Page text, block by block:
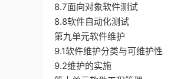
8.7面向对象软件测试
8.8软件自动化测试
第九单元软件维护
9.1软件维护分类与可维护性
9.2维护的实施